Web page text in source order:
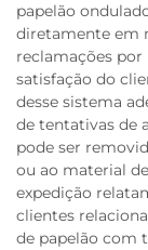
papelão
diretamente em
reclamações
satisfação do
desse sistema
de tentativas de
pode ser
ou ao material
expedição
clientes
de papelão com